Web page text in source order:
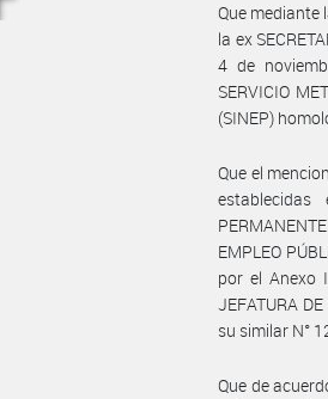
Que mediante
la ex
4 de
SERVICIO
(SINEP)
Que el
establecidas
EMPLEO
por el Anexo
JEFATURA
su similar N°
Que de